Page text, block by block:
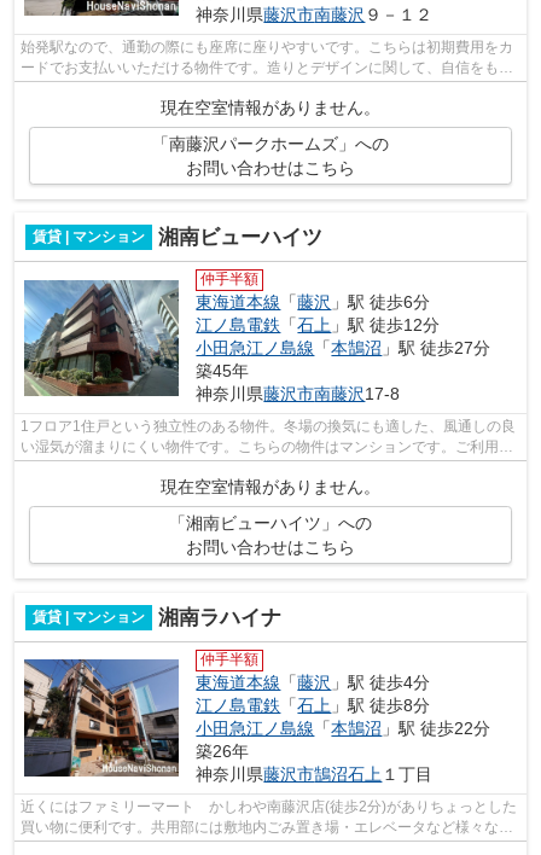
神奈川県藤沢市南藤沢 ９－１２
始発駅なので、通勤の際にも座席に座りやすいです。こちらは初期費用をカ
ードでお支払いいただける物件です。造りとデザインに関して、自信をもっ
て情報を提供できるマンションです。...
現在空室情報がありません。
「南藤沢パークホームズ」への
お問い合わせはこちら
賃貸 | マンション 湘南ビューハイツ
仲手半額
東海道本線 「藤沢 」駅 徒歩6分
江ノ島電鉄 「石上 」駅 徒歩12分
小田急江ノ島線 「本鵠沼 」駅 徒歩27分
築45年
神奈川県藤沢市南藤沢17-8
1フロア1住戸という独立性のある物件。冬場の換気にも適した、風通しの良
い湿気が溜まりにくい物件です。こちらの物件はマンションです。ご利用で
現在空室情報がありません。
「湘南ビューハイツ」への
お問い合わせはこちら
賃貸 | マンション 湘南ラハイナ
仲手半額
東海道本線 「藤沢 」駅 徒歩4分
江ノ島電鉄 「石上 」駅 徒歩8分
小田急江ノ島線 「本鵠沼 」駅 徒歩22分
築26年
神奈川県藤沢市鵠沼石上 １丁目
近くにはファミリーマート かしわや南藤沢店(徒歩2分)がありちょっとした
買い物に便利です。共用部には敷地内ごみ置き場・エレベータなど様々な設